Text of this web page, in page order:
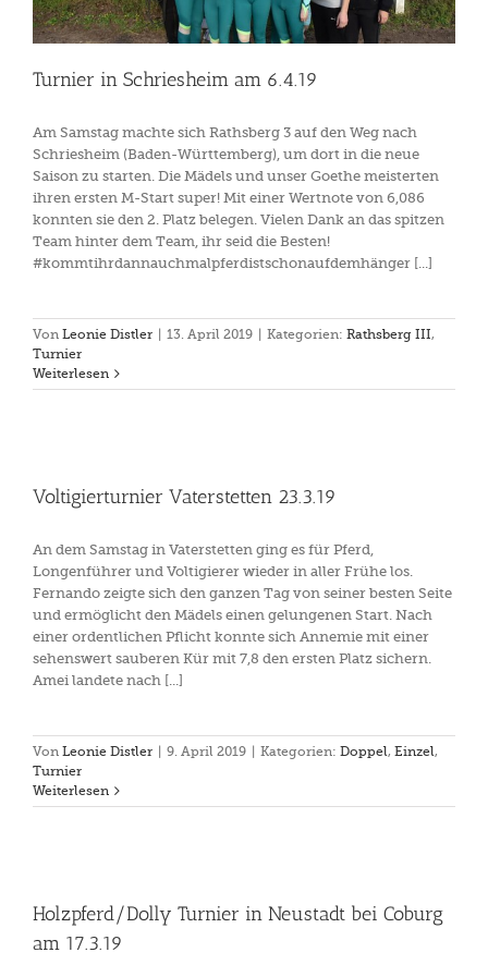
Turnier in Schriesheim am 6.4.19
Am Samstag machte sich Rathsberg 3 auf den Weg nach
Schriesheim (Baden-Württemberg), um dort in die neue
Saison zu starten. Die Mädels und unser Goethe meisterten
ihren ersten M-Start super! Mit einer Wertnote von 6,086
konnten sie den 2. Platz belegen. Vielen Dank an das spitzen
Team hinter dem Team, ihr seid die Besten!
#kommtihrdannauchmalpferdistschonaufdemhänger [...]
Von Leonie Distler 13. April 2019 Kategorien: Rathsberg III,
Turnier
Weiterlesen
Voltigierturnier Vaterstetten 23.3.19
An dem Samstag in Vaterstetten ging es für Pferd,
Longenführer und Voltigierer wieder in aller Frühe los.
Fernando zeigte sich den ganzen Tag von seiner besten Seite
und ermöglicht den Mädels einen gelungenen Start. Nach
einer ordentlichen Pflicht konnte sich Annemie mit einer
sehenswert sauberen Kür mit 7,8 den ersten Platz sichern.
Amei landete nach [...]
Von Leonie Distler 9. April 2019 Kategorien: Doppel, Einzel,
Turnier
Weiterlesen
Holzpferd/Dolly Turnier in Neustadt bei Coburg
am 17.3.19